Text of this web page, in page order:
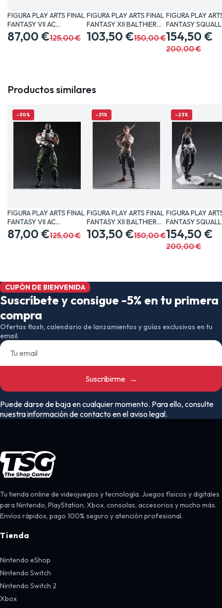
FIGURA PLAY ARTS FINAL
FANTASY VII AC
BARRET…
87,00 €125,00 €
FIGURA PLAY ARTS FINAL
FANTASY XII BALTHIER…
103,50 €150,00 €
FIGURA PLAY
FANTASY
CM…
154,50 €
200,00 €
Productos similares
-30%
FIGURA PLAY ARTS FINAL
FANTASY VII AC
BARRET…
87,00 €125,00 €
-31%
FIGURA PLAY ARTS FINAL
FANTASY XII BALTHIER…
103,50 €150,00 €
-23%
FIGURA PLAY
FANTASY
CM…
154,50 €
200,00 €
CUPÓN DE BIENVENIDA
Suscríbete y consigue -5% en tu primera
compra
Ofertas flash, calendario de lanzamientos y guías exclusivas en tu
email.
Suscribirme →
Puede darse de baja en cualquier momento. Para ello, consulte
nuestra información de contacto en el aviso legal.
Tu tienda online de videojuegos y tecnología. Juegos físicos y digitales
para Nintendo, PlayStation, Xbox, consolas, accesorios y mucho más.
Envíos rápidos, pago 100% seguro y atención profesional.
Tienda
Nintendo eShop
Nintendo Switch
Nintendo Switch 2
Xbox